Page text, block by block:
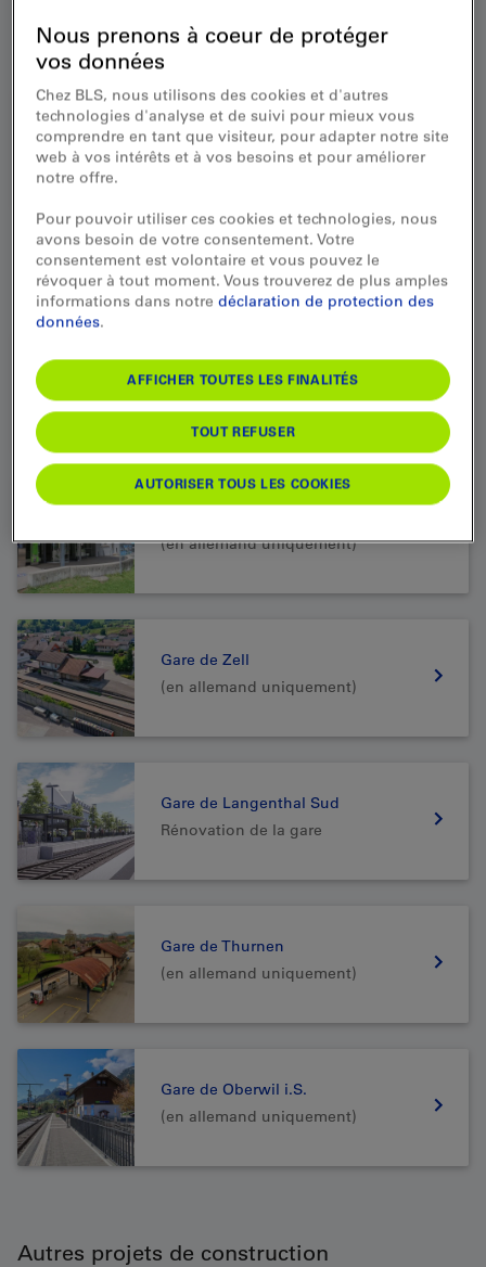
L’axe du Lötschberg
Tunnel de base du Lötschberg
Aménagement de la double voie
Modernisation de gares
Gare de Granges Nord
Rénovation de la gare
(en allemand uniquement)
Gare de Zell
(en allemand uniquement)
Gare de Langenthal Sud
Rénovation de la gare
Gare de Thurnen
(en allemand uniquement)
Gare de Oberwil i.S.
(en allemand uniquement)
Autres projets de construction
Nous prenons à coeur de protéger
vos données
Chez BLS, nous utilisons des cookies et d'autres
technologies d'analyse et de suivi pour mieux vous
comprendre en tant que visiteur, pour adapter notre site
web à vos intérêts et à vos besoins et pour améliorer
notre offre.
Pour pouvoir utiliser ces cookies et technologies, nous
avons besoin de votre consentement. Votre
consentement est volontaire et vous pouvez le
révoquer à tout moment. Vous trouverez de plus amples
informations dans notredéclaration de protection des
données.
AFFICHER TOUTES LES FINALITÉS
TOUT REFUSER
AUTORISER TOUS LES COOKIES